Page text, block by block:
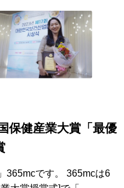
保健産業大賞「最優
365mcです。 365mcは6